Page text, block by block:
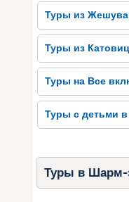
Лучшие
Сома Бэю,
посетить
Сома Бэй –
Туры из Жешува
Туры из
Туры на Все
Туры с детьми в
Туры в